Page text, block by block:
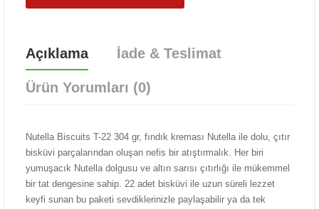
Açıklama İade & Teslimat
Ürün Yorumları (0)
Nutella Biscuits T-22 304 gr, fındık kreması Nutella ile dolu, çıtır
bisküvi parçalarından oluşan nefis bir atıştırmalık. Her biri
yumuşacık Nutella dolgusu ve altın sarısı çıtırlığı ile mükemmel
bir tat dengesine sahip. 22 adet bisküvi ile uzun süreli lezzet
keyfi sunan bu paketi sevdiklerinizle paylaşabilir ya da tek